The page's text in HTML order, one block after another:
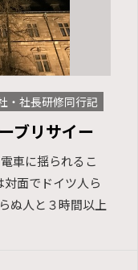
・社長研修同行記
ブリサイー
車に揺られるこ
面でドイツ人ら
ぬ人と３時間以上